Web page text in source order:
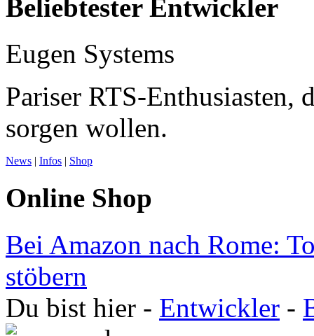
Beliebtester Entwickler
Eugen Systems
Pariser RTS-
sorgen wollen.
News | Infos | Shop
Online Shop
Bei Amazon nach Rome:
stöbern
Du bist hier - Entwickler -